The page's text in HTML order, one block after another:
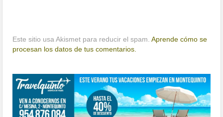
Este sitio usa Akismet para reducir el spam.Aprende cómo se
procesan los datos de tus comentarios.